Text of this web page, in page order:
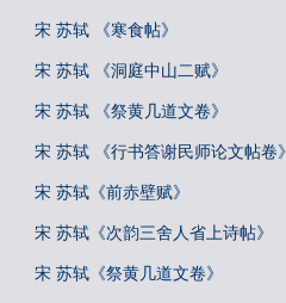
宋 苏轼 《寒食帖》
宋 苏轼 《洞庭中山二赋》
宋 苏轼 《祭黄几道文卷》
宋 苏轼 《行书答谢民师论文帖卷》
宋 苏轼《前赤壁赋》
宋 苏轼《次韵三舍人省上诗帖》
宋 苏轼《祭黄几道文卷》